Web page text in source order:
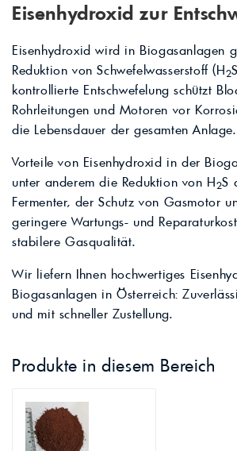
Eisenhydroxid zur
Eisenhydroxid wird in Biogasanlagen
Reduktion von Schwefelwasserstoff (H2
kontrollierte Entschwefelung schützt
Rohrleitungen und Motoren vor
die Lebensdauer der gesamten Anlage.
Vorteile von Eisenhydroxid in der
unter anderem die Reduktion von H2S
Fermenter, der Schutz von Gasmotor
geringere Wartungs- und
stabilere Gasqualität.
Wir liefern Ihnen hochwertiges
Biogasanlagen in Österreich:
und mit schneller Zustellung.
Produkte in diesem Bereich